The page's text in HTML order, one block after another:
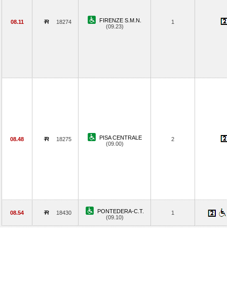
08.11 18274
FIRENZE S.M.N.
(09.23)
1
08.48 18275
PISA CENTRALE
(09.00)
2
08.54 18430
PONTEDERA-C.T.
(09.10)
1